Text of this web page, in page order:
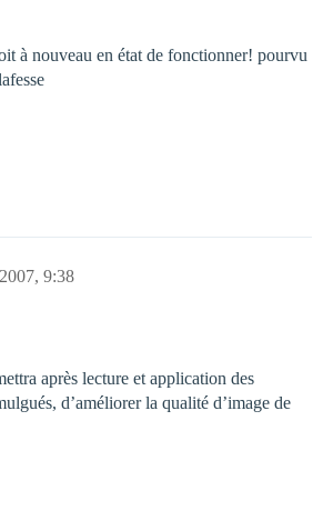
à nouveau en état de fonctionner! pourvu
9:38
après lecture et application des
d’améliorer la qualité d’image de